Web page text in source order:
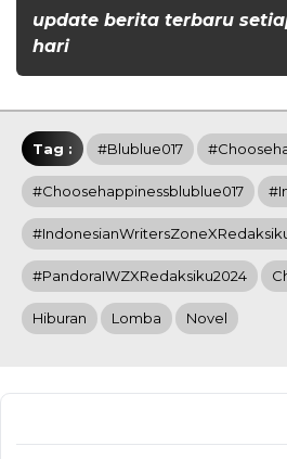
update berita terbaru
hari
Tag : #Blublue017
#Choosehappinessblublue017
#PandoraIWZXRedaksiku2024
Hiburan Lomba Novel